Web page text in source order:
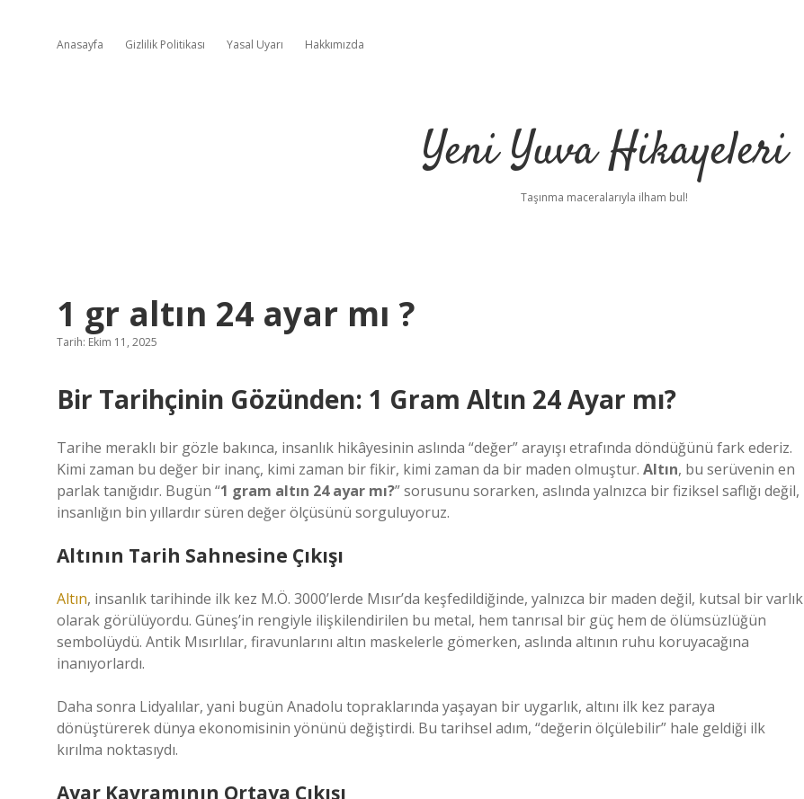
Anasayfa Gizlilik Politikası Yasal Uyarı Hakkımızda
Yeni Yuva Hikayeleri
Taşınma maceralarıyla ilham bul!
1 gr altın 24 ayar mı ?
Tarih: Ekim 11, 2025
Bir Tarihçinin Gözünden: 1 Gram Altın 24 Ayar mı?
Tarihe meraklı bir gözle bakınca, insanlık hikâyesinin aslında “değer” arayışı etrafında döndüğünü fark ederiz.
Kimi zaman bu değer bir inanç, kimi zaman bir fikir, kimi zaman da bir maden olmuştur. Altın, bu serüvenin en
parlak tanığıdır. Bugün “1 gram altın 24 ayar mı?” sorusunu sorarken, aslında yalnızca bir fiziksel saflığı değil,
insanlığın bin yıllardır süren değer ölçüsünü sorguluyoruz.
Altının Tarih Sahnesine Çıkışı
Altın, insanlık tarihinde ilk kez M.Ö. 3000’lerde Mısır’da keşfedildiğinde, yalnızca bir maden değil, kutsal bir varlık
olarak görülüyordu. Güneş’in rengiyle ilişkilendirilen bu metal, hem tanrısal bir güç hem de ölümsüzlüğün
sembolüydü. Antik Mısırlılar, firavunlarını altın maskelerle gömerken, aslında altının ruhu koruyacağına
inanıyorlardı.
Daha sonra Lidyalılar, yani bugün Anadolu topraklarında yaşayan bir uygarlık, altını ilk kez paraya
dönüştürerek dünya ekonomisinin yönünü değiştirdi. Bu tarihsel adım, “değerin ölçülebilir” hale geldiği ilk
kırılma noktasıydı.
Ayar Kavramının Ortaya Çıkışı